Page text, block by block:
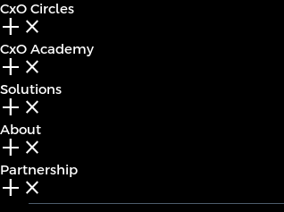
CxO Circles
add_2 close
CxO Academy
add_2 close
Solutions
add_2 close
About
add_2 close
Partnership
add_2 close